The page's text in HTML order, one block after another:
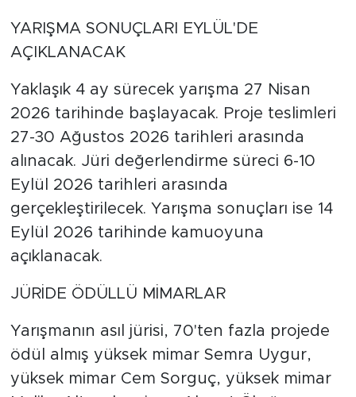
YARIŞMA SONUÇLARI EYLÜL'DE
AÇIKLANACAK
Yaklaşık 4 ay sürecek yarışma 27 Nisan
2026 tarihinde başlayacak. Proje teslimleri
27-30 Ağustos 2026 tarihleri arasında
alınacak. Jüri değerlendirme süreci 6-10
Eylül 2026 tarihleri arasında
gerçekleştirilecek. Yarışma sonuçları ise 14
Eylül 2026 tarihinde kamuoyuna
açıklanacak.
JÜRİDE ÖDÜLLÜ MİMARLAR
Yarışmanın asıl jürisi, 70'ten fazla projede
ödül almış yüksek mimar Semra Uygur,
yüksek mimar Cem Sorguç, yüksek mimar